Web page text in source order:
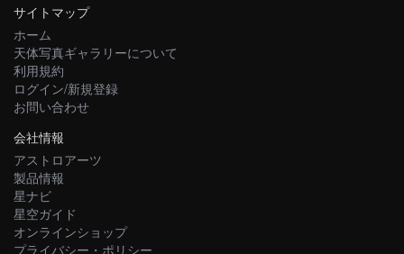
サイトマップ
ホーム
天体写真ギャラリーについて
利用規約
ログイン/新規登録
お問い合わせ
会社情報
アストロアーツ
製品情報
星ナビ
星空ガイド
オンラインショップ
プライバシー・ポリシー